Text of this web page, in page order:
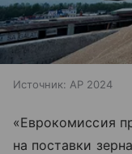
Источник: AP 2024
«Еврокомиссия
на поставки